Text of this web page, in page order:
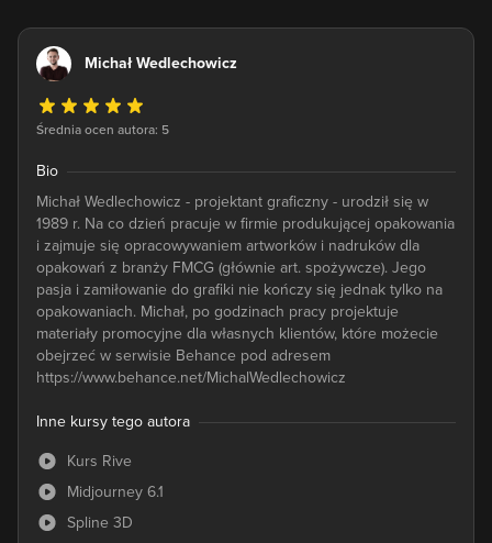
Michał Wedlechowicz
Średnia ocen autora: 5
Bio
Michał Wedlechowicz - projektant graficzny - urodził się w
1989 r. Na co dzień pracuje w firmie produkującej opakowania
i zajmuje się opracowywaniem artworków i nadruków dla
opakowań z branży FMCG (głównie art. spożywcze). Jego
pasja i zamiłowanie do grafiki nie kończy się jednak tylko na
opakowaniach. Michał, po godzinach pracy projektuje
materiały promocyjne dla własnych klientów, które możecie
obejrzeć w serwisie Behance pod adresem
https://www.behance.net/MichalWedlechowicz
Inne kursy tego autora
Kurs Rive
Midjourney 6.1
Spline 3D